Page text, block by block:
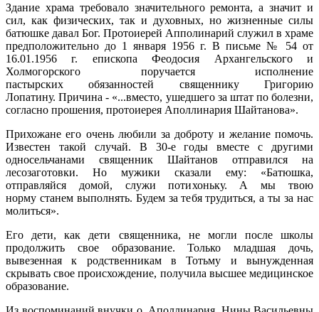
Здание храма требовало значительного ремонта, а значит и
сил, как физических, так и духовных, но жизненные силы
батюшке давал Бог. Протоиерей Апполинарий служил в храме
предположительно до 1 января 1956 г. В письме № 54 от
16.01.1956 г. епископа Феодосия Архангельского и
Холмогорского поручается исполнение
пастырских обязанностей священнику Григорию
Лопатину. Причина - «...вместо, ушедшего за штат по болезни,
согласно прошения, протоиерея Аполлинария Шайтанова».
Прихожане его очень любили за доброту и желание помочь.
Известен такой случай. В 30-е годы вместе с другими
односельчанами священник Шайтанов отправился на
лесозаготовки. Но мужики сказали ему: «Батюшка,
отправляйся домой, служи потихоньку. А мы твою
норму станем выполнять. Будем за тебя трудиться, а ты за нас
молиться».
Его дети, как дети священника, не могли после школы
продолжить свое образование. Только младшая дочь,
вывезенная к родственникам в Тотьму и вынужденная
скрывать свое происхождение, получила высшее медицинское
образование.